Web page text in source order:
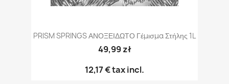
PRISM SPRINGS ΑΝΟΞΕΙΔΩΤΟ Γέμισμα Στήλης 1L
49,99 zł
12,17 €tax incl.